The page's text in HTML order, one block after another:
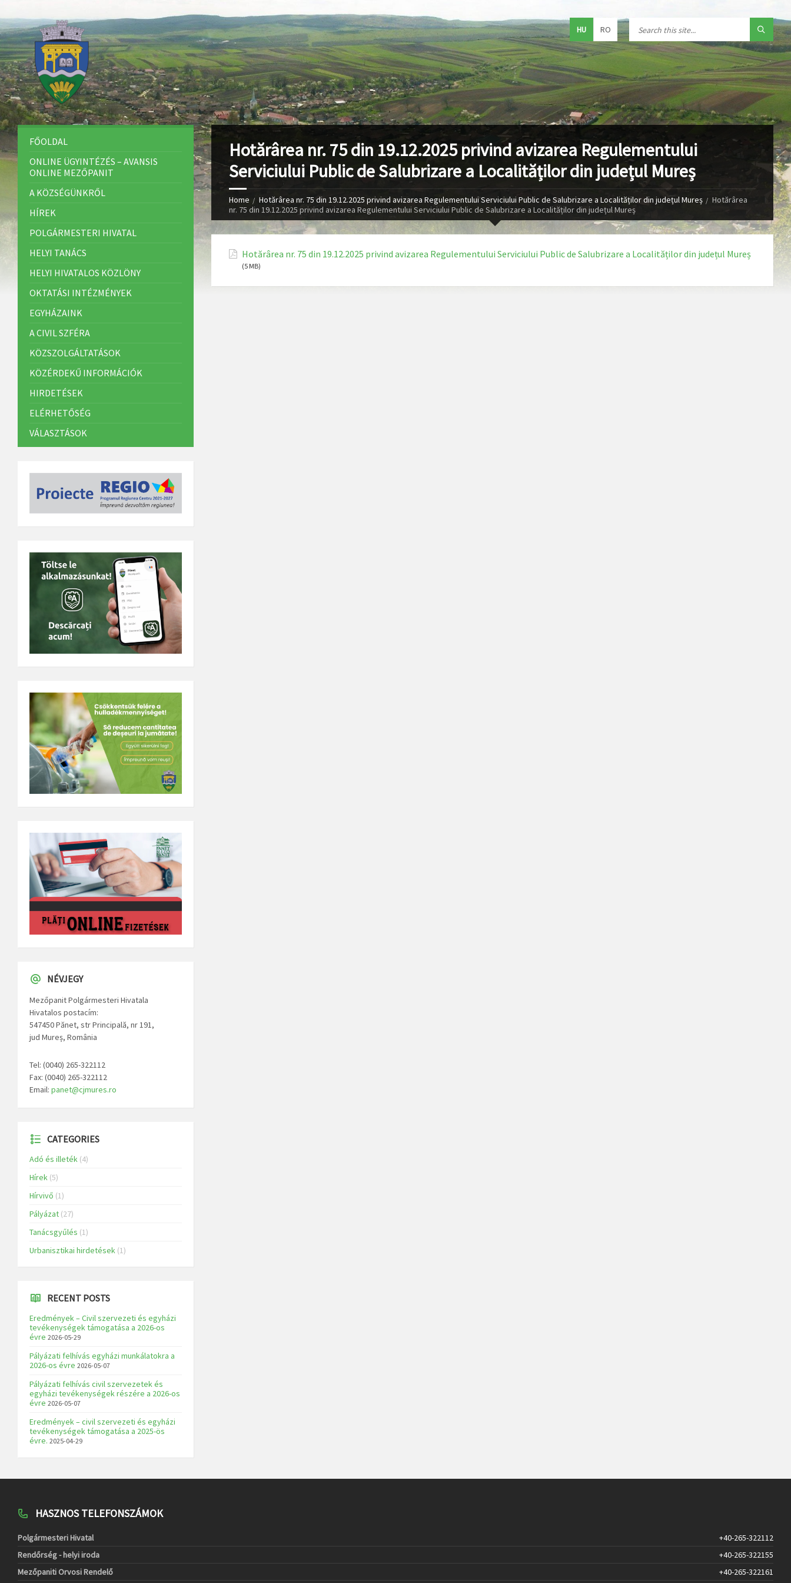
HU RO
Hotărârea nr. 75 din 19.12.2025 privind avizarea Regulementului
Serviciului Public de Salubrizare a Localităților din județul Mureș
Home Hotărârea nr. 75 din 19.12.2025 privind avizarea Regulementului Serviciului Public de Salubrizare a Localităților din județul Mureș
Hotărârea
nr. 75 din 19.12.2025 privind avizarea Regulementului Serviciului Public de Salubrizare a Localităților din județul Mureș
Hotărârea nr. 75 din 19.12.2025 privind avizarea Regulementului Serviciului Public de Salubrizare a Localităților din județul Mureș
(5 MB)
FŐOLDAL
ONLINE ÜGYINTÉZÉS – AVANSIS
ONLINE MEZŐPANIT
A KÖZSÉGÜNKRŐL
HÍREK
POLGÁRMESTERI HIVATAL
HELYI TANÁCS
HELYI HIVATALOS KÖZLÖNY
OKTATÁSI INTÉZMÉNYEK
EGYHÁZAINK
A CIVIL SZFÉRA
KÖZSZOLGÁLTATÁSOK
KÖZÉRDEKŰ INFORMÁCIÓK
HIRDETÉSEK
ELÉRHETŐSÉG
VÁLASZTÁSOK
NÉVJEGY
Mezőpanit Polgármesteri Hivatala
Hivatalos postacím:
547450 Pănet, str Principală, nr 191,
jud Mureș, România
Tel: (0040) 265-322112
Fax: (0040) 265-322112
Email: panet@cjmures.ro
CATEGORIES
Adó és illeték (4)
Hírek (5)
Hírvivő (1)
Pályázat (27)
Tanácsgyűlés (1)
Urbanisztikai hirdetések (1)
RECENT POSTS
Eredmények – Civil szervezeti és egyházi
tevékenységek támogatása a 2026-os
évre 2026-05-29
Pályázati felhívás egyházi munkálatokra a
2026-os évre 2026-05-07
Pályázati felhívás civil szervezetek és
egyházi tevékenységek részére a 2026-os
évre 2026-05-07
Eredmények – civil szervezeti és egyházi
tevékenységek támogatása a 2025-ös
évre. 2025-04-29
HASZNOS TELEFONSZÁMOK
Polgármesteri Hivatal
+40-265-322112
Rendőrség - helyi iroda
+40-265-322155
Mezőpaniti Orvosi Rendelő
+40-265-322161